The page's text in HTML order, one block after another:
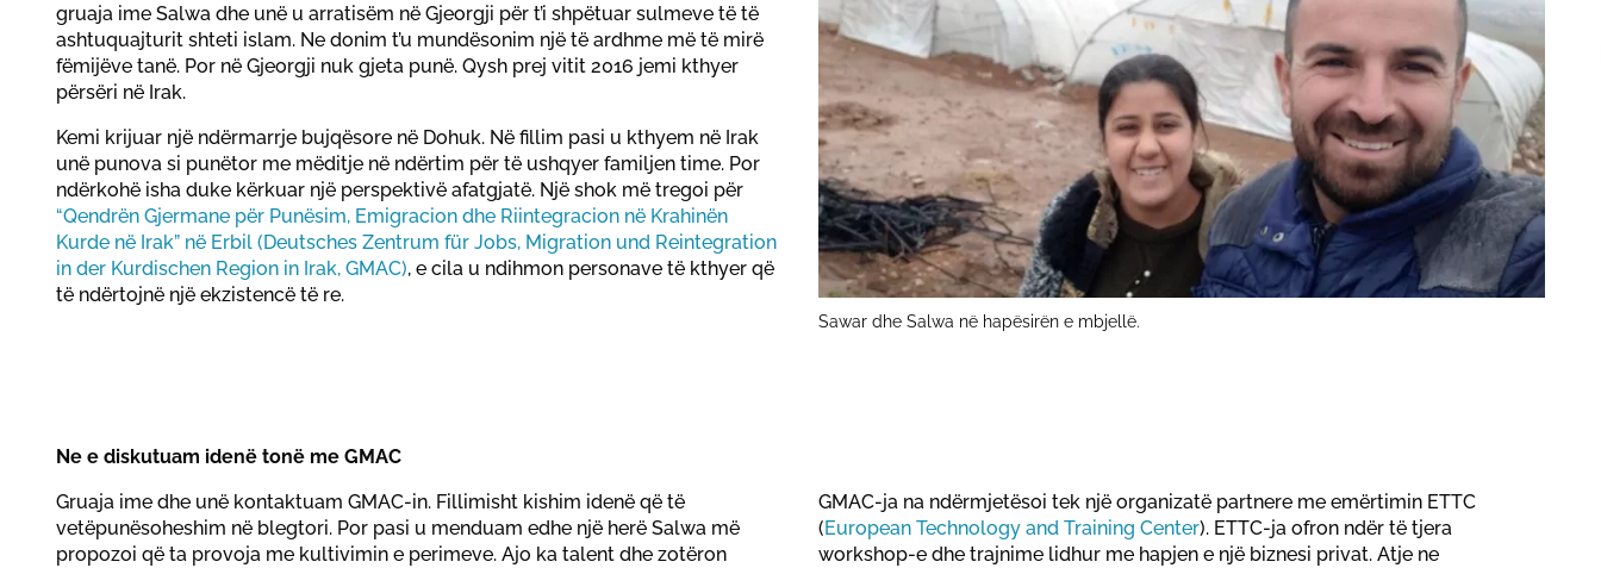
Sawar dhe Salwa në hapësirën e mbjellë.
gruaja ime Salwa dhe unë u arratisëm në Gjeorgji për t’i shpëtuar sulmeve të të
ashtuquajturit shteti islam. Ne donim t’u mundësonim një të ardhme më të mirë
fëmijëve tanë. Por në Gjeorgji nuk gjeta punë. Qysh prej vitit 2016 jemi kthyer
përsëri në Irak.
Kemi krijuar një ndërmarrje bujqësore në Dohuk. Në fillim pasi u kthyem në Irak
unë punova si punëtor me mëditje në ndërtim për të ushqyer familjen time. Por
ndërkohë isha duke kërkuar një perspektivë afatgjatë. Një shok më tregoi për
“Qendrën Gjermane për Punësim, Emigracion dhe Riintegracion në Krahinën
Kurde në Irak” në Erbil (Deutsches Zentrum für Jobs, Migration und Reintegration
in der Kurdischen Region in Irak, GMAC), e cila u ndihmon personave të kthyer që
të ndërtojnë një ekzistencë të re.
Ne e diskutuam idenë tonë me GMAC
Gruaja ime dhe unë kontaktuam GMAC-in. Fillimisht kishim idenë që të
vetëpunësoheshim në blegtori. Por pasi u menduam edhe një herë Salwa më
propozoi që ta provoja me kultivimin e perimeve. Ajo ka talent dhe zotëron
GMAC-ja na ndërmjetësoi tek një organizatë partnere me emërtimin ETTC
(European Technology and Training Center). ETTC-ja ofron ndër të tjera
workshop-e dhe trajnime lidhur me hapjen e një biznesi privat. Atje ne